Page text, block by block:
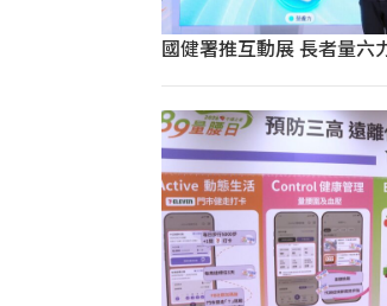
國健署推互動展 長者量六